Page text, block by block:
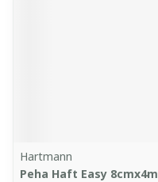
Hartmann
Peha Haft Easy 8cmx4m